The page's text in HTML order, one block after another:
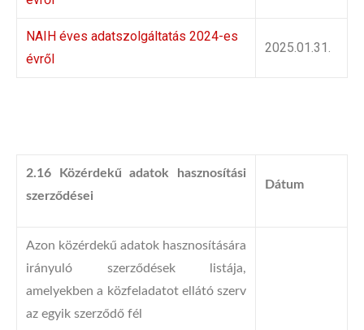
NAIH éves adatszolgáltatás 2024-es
évről
2025.01.31.
2.16 Közérdekű adatok hasznosítási
szerződései
Dátum
Azon közérdekű adatok hasznosítására
irányuló szerződések listája,
amelyekben a közfeladatot ellátó szerv
az egyik szerződő fél